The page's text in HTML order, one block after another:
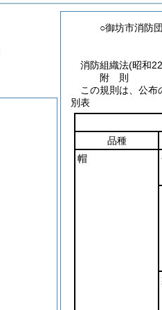
○御坊市消防
消防組織法(昭和
附 則
この規則は、公
別表
品種
帽